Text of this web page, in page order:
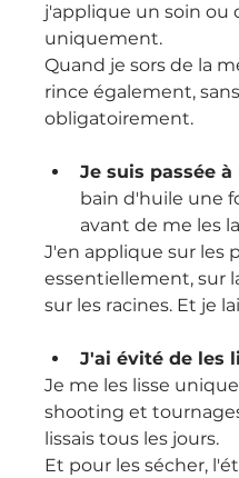
j'applique un soin ou
uniquement.
Quand je sors de la
rince également,
obligatoirement.
Je suis passée
bain d'huile une
avant de me les
J'en applique sur les
essentiellement, sur
sur les racines. Et je
J'ai évité de les
Je me les lisse
shooting et
lissais tous les jours.
Et pour les sécher,